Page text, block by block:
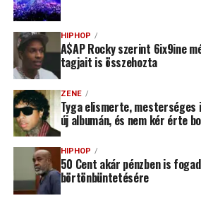
HIPHOP
A$AP Rocky szerint 6ix9ine
tagjait is összehozta
ZENE
Tyga elismerte,
új albumán, és nem kér érte
HIPHOP
50 Cent akár pénzben is
börtönbüntetésére